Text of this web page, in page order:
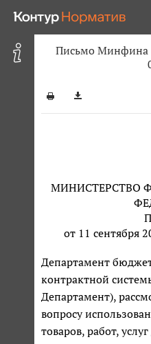
Письмо Минфина
МИНИСТЕРСТВО
от 11 сентября
Департамент
контрактной
Департамент),
вопросу
товаров, работ,